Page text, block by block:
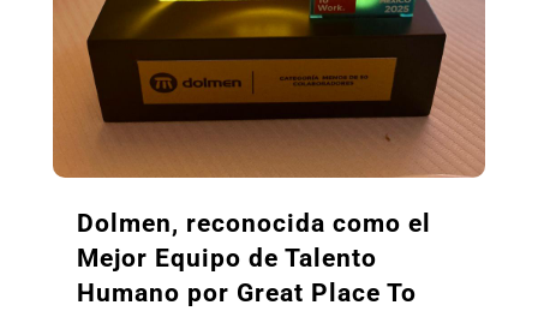
Dolmen, reconocida como el
Mejor Equipo de Talento
Humano por Great Place To